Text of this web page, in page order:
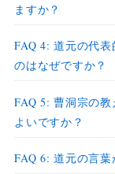
ますか？
FAQ 4: 道元の代
のはなぜですか？
FAQ 5: 曹洞宗の
よいですか？
FAQ 6: 道元の言